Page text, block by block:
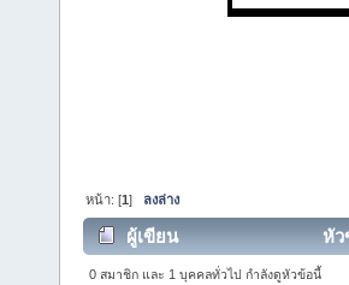
หน้า: [1] ลงล่าง
ผู้เขียน หัว
0 สมาชิก และ 1 บุคคลทั่วไป กำลังดูหัวข้อนี้